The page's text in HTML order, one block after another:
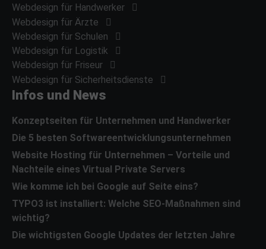
Webdesign für Handwerker
Webdesign für Ärzte
Webdesign für Schulen
Webdesign für Logistik
Webdesign für Friseur
Webdesign für Sicherheitsdienste
Infos und News
Konzeptseiten für Unternehmen und Handwerker
Die 5 besten Softwareentwicklungsunternehmen
Website Hosting für Unternehmen – Vorteile und
Nachteile eines Virtual Private Servers
Wie komme ich bei Google auf Seite eins?
TYPO3 ist installiert: Welche SEO-Maßnahmen sind
wichtig?
Die wichtigsten Google Updates der letzten Jahre